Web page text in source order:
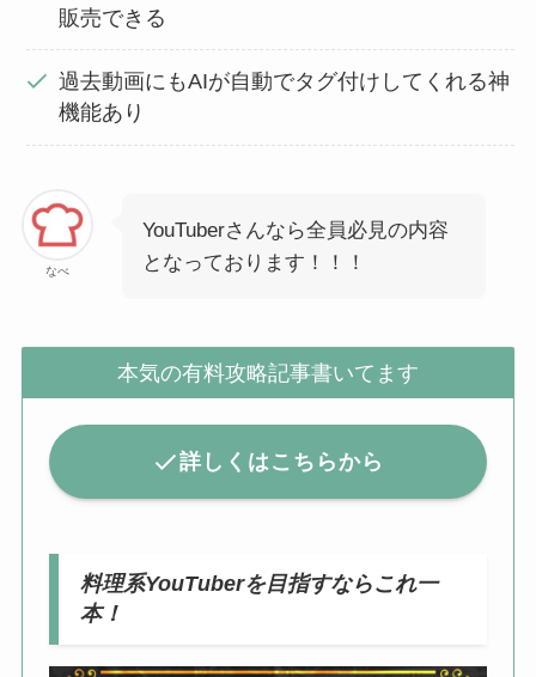
販売できる
過去動画にもAIが自動でタグ付けしてくれる神
機能あり
なべ
YouTuberさんなら全員必見の内容
となっております！！！
本気の有料攻略記事書いてます
詳しくはこちらから
料理系YouTuberを目指すならこれ一
本！